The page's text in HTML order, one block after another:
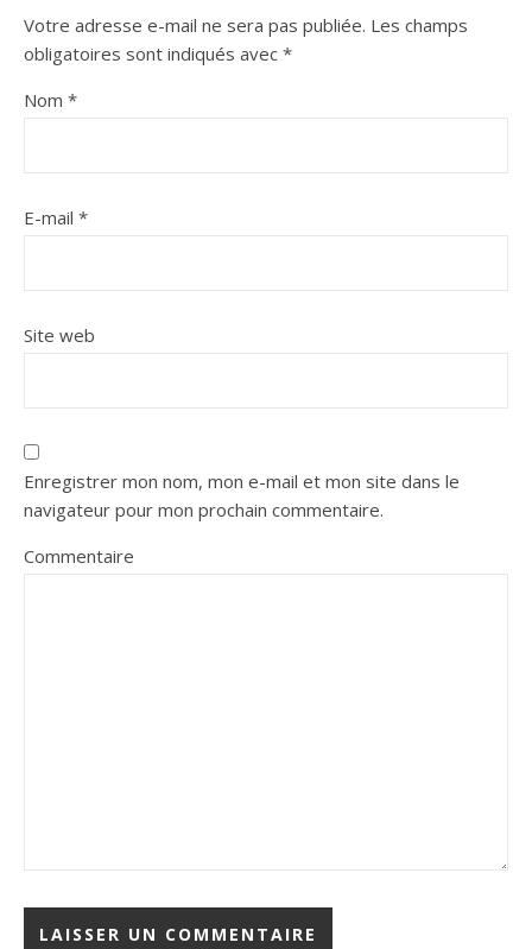
Votre adresse e-mail ne sera pas publiée. Les champs
obligatoires sont indiqués avec *
Nom *
E-mail *
Site web
Enregistrer mon nom, mon e-mail et mon site dans le
navigateur pour mon prochain commentaire.
Commentaire